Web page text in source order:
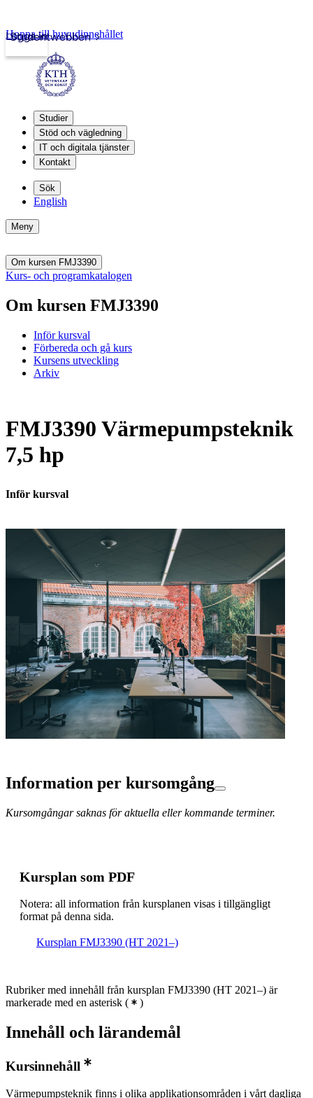
Studentwebben
Logga in
Hoppa till huvudinnehållet
Studier
Stöd och vägledning
IT och digitala tjänster
Kontakt
Sök
English
Meny
Om kursen FMJ3390
Kurs- och programkatalogen
Om kursen FMJ3390
Inför kursval
Förbereda och gå kurs
Kursens utveckling
Arkiv
FMJ3390 Värmepumpsteknik
7,5 hp
Inför kursval
Information per kursomgång
Kursomgångar saknas för aktuella eller kommande terminer.
Kursplan som PDF
Notera: all information från kursplanen visas i tillgängligt
format på denna sida.
Kursplan FMJ3390 (HT 2021–)
Rubriker med innehåll från kursplan FMJ3390 (HT 2021–) är
markerade med en asterisk ( )
Innehåll och lärandemål
Kursinnehåll
Värmepumpsteknik finns i olika applikationsområden i vårt dagliga